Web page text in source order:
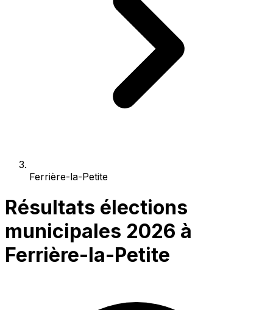
Ferrière-la-Petite
Résultats élections
municipales 2026 à
Ferrière-la-Petite